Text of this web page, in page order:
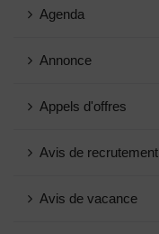
Agenda
Annonce
Appels d'offres
Avis de recrutement
Avis de vacance